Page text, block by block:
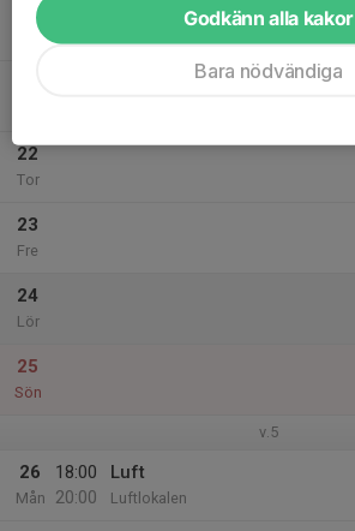
20
22
Tor
23
Fre
24
Lör
25
Sön
v.5
26
Mån
18:00
20:00
Luft
Luftlokalen
Godkänn alla kakor
Bara nödvändiga